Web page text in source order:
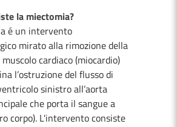
la miectomia?
é un intervento
mirato alla rimozione della
cardiaco (miocardio)
l’ostruzione del flusso di
sinistro all’aorta
che porta il sangue a
corpo). L'intervento consiste